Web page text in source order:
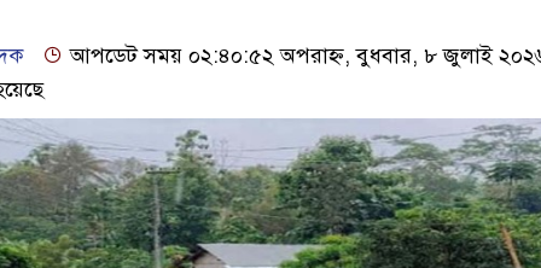
আপডেট সময় ০২:৪০:৫২ অপরাহ্ন, বুধবার, ৮ জুলাই